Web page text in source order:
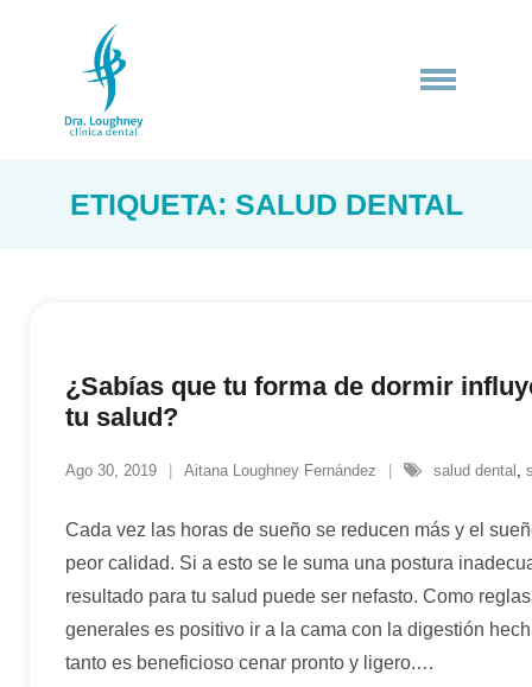
ETIQUETA: SALUD DENTAL
¿Sabías que tu forma de dormir
tu salud?
Ago 30, 2019 Aitana Loughney Fernández salud dental ,
Cada vez las horas de sueño se reducen más y el
peor calidad. Si a esto se le suma una postura
resultado para tu salud puede ser nefasto. Como reglas
generales es positivo ir a la cama con la digestión
tanto es beneficioso cenar pronto y ligero.…